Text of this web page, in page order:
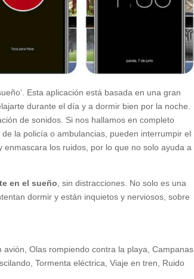
Esta aplicación está basada en una gran
durante el día y a dormir bien por la noche.
de sonidos. Si nos hallamos en completo
la policía o ambulancias, pueden interrumpir el
los ruidos, por lo que no solo ayuda a
en el sueño, sin distracciones. No solo es una
dormir y están inquietos y nerviosos, sobre
Olas rompiendo contra la playa, Campanas
Tormenta eléctrica, Viaje en tren, Ruido